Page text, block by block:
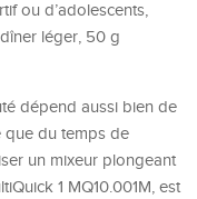
ou d’adolescents,
léger, 50 g
dépend aussi bien de
que du temps de
un mixeur plongeant
1 MQ10.001M, est